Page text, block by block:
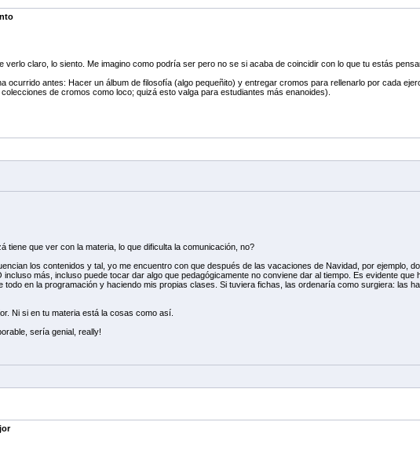
verlo claro, lo siento. Me imagino como podría ser pero no se si acaba de coincidir con lo que tu estás
ocurrido antes: Hacer un álbum de filosofía (algo pequeñito) y entregar cromos para rellenarlo por cada
de cromos como loco; quizá esto valga para estudiantes más enanoides).
tiene que ver con la materia, lo que dificulta la comunicación, no?
los contenidos y tal, yo me encuentro con que después de las vacaciones de Navidad, por ejemplo,
más, incluso puede tocar dar algo que pedagógicamente no conviene dar al tiempo. Es evidente
todo en la programación y haciendo mis propias clases. Si tuviera fichas, las ordenaría como surgiera: las
Ni si en tu materia está la cosas como así.
sería genial, really!